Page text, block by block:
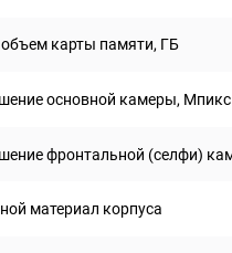
карты памяти, ГБ
основной камеры, Мпикс
фронтальной (селфи)
материал корпуса